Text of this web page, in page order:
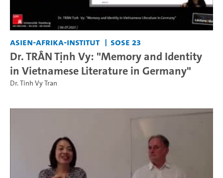
Asien-Afrika-Institut SoSe 23
Dr. TRẦN Tịnh Vy: "Memory and Identity
in Vietnamese Literature in Germany"
Dr. Tinh Vy Tran